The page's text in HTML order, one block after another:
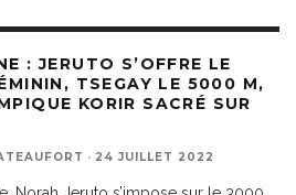
: JERUTO S’OFFRE LE
TSEGAY LE 5000 M,
KORIR SACRÉ SUR
· 24 JUILLET 2022